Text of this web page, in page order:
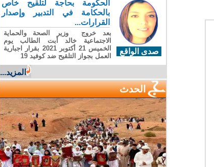
صدى الواقع
الحكومة بحاجة لتلقيح خاص
بالحكامة في التدبير وإصدار
القرارات...
بعد خروج وزير الصحة والحماية
الاجتماعية خالد أبت الطالب يوم
الخميس 21 أكتوبر 2021 بقرار اجبارية
العمل بجواز التلقيح ضد كوفيد 19
المزيد...
الحدث